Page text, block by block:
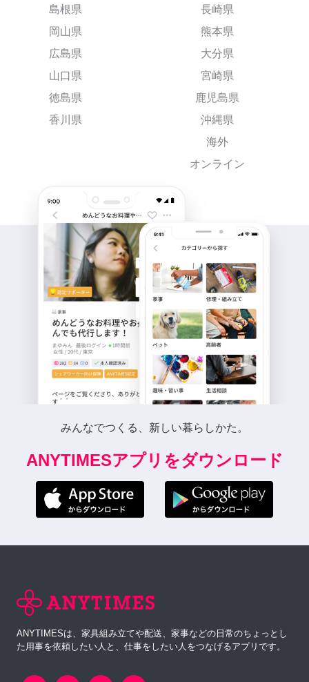
島根県
岡山県
広島県
山口県
徳島県
香川県
長崎県
熊本県
大分県
宮崎県
鹿児島県
沖縄県
海外
オンライン
みんなでつくる、新しい暮らしかた。
ANYTIMESアプリをダウンロード
ANYTIMESは、家具組み立てや配送、家事などの日常のちょっとし
た用事を依頼したい人と、仕事をしたい人をつなげるアプリです。